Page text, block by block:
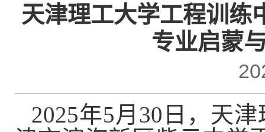
天津理工大学工程训练
专业启蒙
2025年5月30日，天